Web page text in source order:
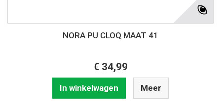
NORA PU CLOQ MAAT 41
€ 34,99
In winkelwagen Meer